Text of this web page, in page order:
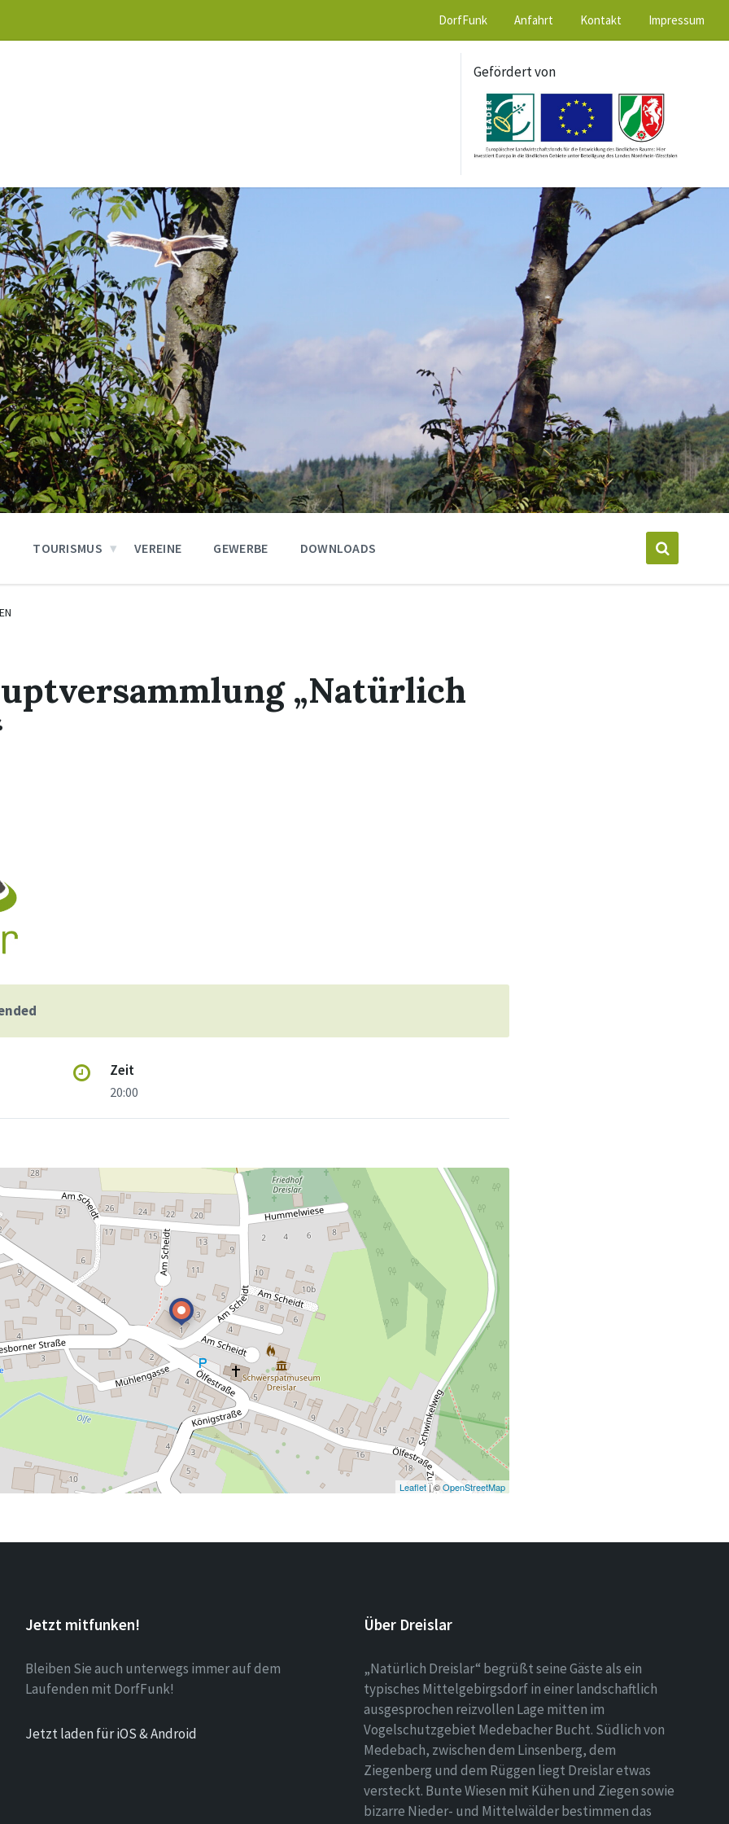
DorfFunk Anfahrt Kontakt Impressum
Gefördert von
TOURISMUS VEREINE GEWERBE DOWNLOADS
„Natürlich
Zeit
20:00
Leaflet| ©OpenStreetMap
Jetzt mitfunken!
Bleiben Sie auch unterwegs immer auf dem
Laufenden mit DorfFunk!
Jetzt laden für iOS & Android
Über Dreislar
„Natürlich Dreislar“ begrüßt seine Gäste als ein
typisches Mittelgebirgsdorf in einer landschaftlich
ausgesprochen reizvollen Lage mitten im
Vogelschutzgebiet Medebacher Bucht. Südlich von
Medebach, zwischen dem Linsenberg, dem
Ziegenberg und dem Rüggen liegt Dreislar etwas
versteckt. Bunte Wiesen mit Kühen und Ziegen sowie
bizarre Nieder- und Mittelwälder bestimmen das